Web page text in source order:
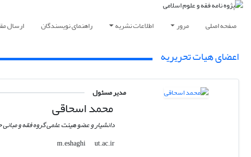
صفحه اصلی مرور اطلاعات نشریه راهنمای نویسندگان ارسال
اعضای هیات تحریریه
مدیر مسئول
محمد اسحاقی
دانشیار و عضو هیئت علمی گروه فقه و
m.eshaghi
ut.ac.ir